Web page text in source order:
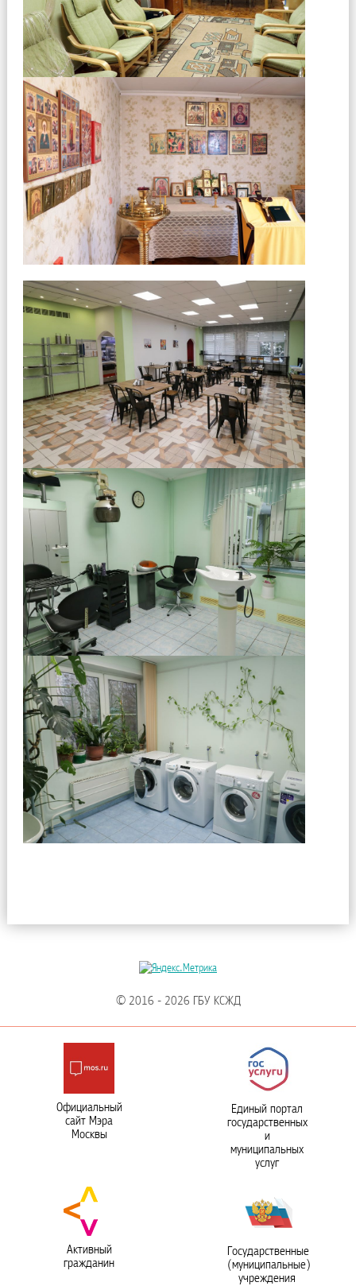
© 2016 - 2026 ГБУ КСЖД
Официальный
сайт Мэра
Москвы
Единый портал
государственных
и
муниципальных
услуг
Активный
гражданин
Государственные
(муниципальные)
учреждения